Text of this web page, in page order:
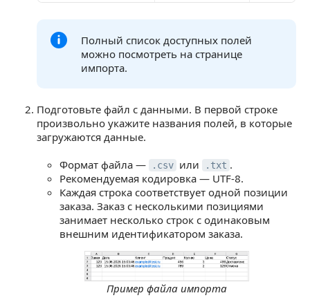
Полный список доступных полей
можно посмотреть на странице
импорта.
Подготовьте файл с данными. В первой строке
произвольно укажите названия полей, в которые
загружаются данные.
Формат файла —
.csv или .txt .
Рекомендуемая кодировка — UTF-8.
Каждая строка соответствует одной позиции
заказа. Заказ с несколькими позициями
занимает несколько строк с одинаковым
внешним идентификатором заказа.
Пример файла импорта